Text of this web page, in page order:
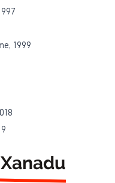
1999